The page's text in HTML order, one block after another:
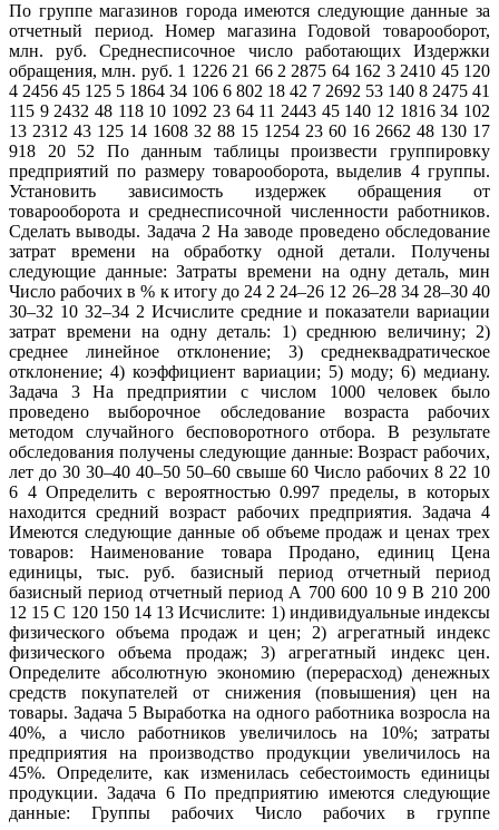
По группе магазинов города имеются следующие данные за
отчетный период. Номер магазина Годовой товарооборот,
млн. руб. Среднесписочное число работающих Издержки
обращения, млн. руб. 1 1226 21 66 2 2875 64 162 3 2410 45 120
4 2456 45 125 5 1864 34 106 6 802 18 42 7 2692 53 140 8 2475 41
115 9 2432 48 118 10 1092 23 64 11 2443 45 140 12 1816 34 102
13 2312 43 125 14 1608 32 88 15 1254 23 60 16 2662 48 130 17
918 20 52 По данным таблицы произвести группировку
предприятий по размеру товарооборота, выделив 4 группы.
Установить зависимость издержек обращения от
товарооборота и среднесписочной численности работников.
Сделать выводы. Задача 2 На заводе проведено обследование
затрат времени на обработку одной детали. Получены
следующие данные: Затраты времени на одну деталь, мин
Число рабочих в % к итогу до 24 2 24–26 12 26–28 34 28–30 40
30–32 10 32–34 2 Исчислите средние и показатели вариации
затрат времени на одну деталь: 1) среднюю величину; 2)
среднее линейное отклонение; 3) среднеквадратическое
отклонение; 4) коэффициент вариации; 5) моду; 6) медиану.
Задача 3 На предприятии с числом 1000 человек было
проведено выборочное обследование возраста рабочих
методом случайного бесповоротного отбора. В результате
обследования получены следующие данные: Возраст рабочих,
лет до 30 30–40 40–50 50–60 свыше 60 Число рабочих 8 22 10
6 4 Определить с вероятностью 0.997 пределы, в которых
находится средний возраст рабочих предприятия. Задача 4
Имеются следующие данные об объеме продаж и ценах трех
товаров: Наименование товара Продано, единиц Цена
единицы, тыс. руб. базисный период отчетный период
базисный период отчетный период А 700 600 10 9 В 210 200
12 15 С 120 150 14 13 Исчислите: 1) индивидуальные индексы
физического объема продаж и цен; 2) агрегатный индекс
физического объема продаж; 3) агрегатный индекс цен.
Определите абсолютную экономию (перерасход) денежных
средств покупателей от снижения (повышения) цен на
товары. Задача 5 Выработка на одного работника возросла на
40%, а число работников увеличилось на 10%; затраты
предприятия на производство продукции увеличилось на
45%. Определите, как изменилась себестоимость единицы
продукции. Задача 6 По предприятию имеются следующие
данные: Группы рабочих Число рабочих в группе